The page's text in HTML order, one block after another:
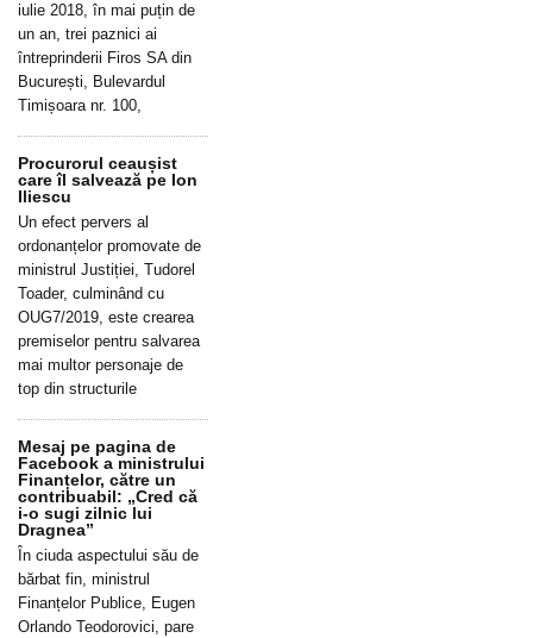
iulie 2018, în mai puțin de
un an, trei paznici ai
întreprinderii Firos SA din
București, Bulevardul
Timișoara nr. 100,
Procurorul ceaușist
care îl salvează pe Ion
Iliescu
Un efect pervers al
ordonanțelor promovate de
ministrul Justiției, Tudorel
Toader, culminând cu
OUG7/2019, este crearea
premiselor pentru salvarea
mai multor personaje de
top din structurile
Mesaj pe pagina de
Facebook a ministrului
Finanțelor, către un
contribuabil: „Cred că
i-o sugi zilnic lui
Dragnea”
În ciuda aspectului său de
bărbat fin, ministrul
Finanțelor Publice, Eugen
Orlando Teodorovici, pare